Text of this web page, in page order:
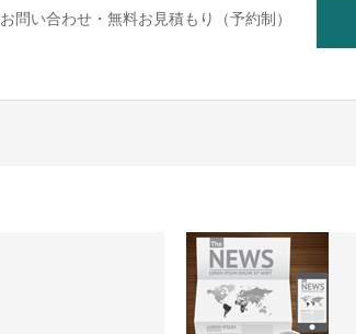
お問い合わせ・無料お見積もり（予約制）